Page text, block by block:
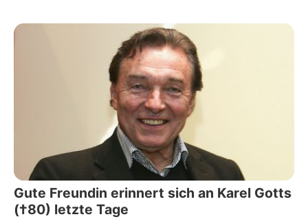
Gute Freundin erinnert sich an Karel Gotts
(†80) letzte Tage